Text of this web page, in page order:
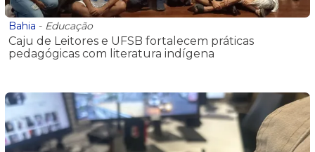
Bahia - Educação
Caju de Leitores e UFSB fortalecem práticas
pedagógicas com literatura indígena